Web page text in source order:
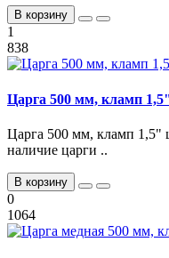
В корзину
1
838
Царга 500 мм, кламп
Царга 500 мм, кламп 1,5"
наличие царги ..
В корзину
0
1064